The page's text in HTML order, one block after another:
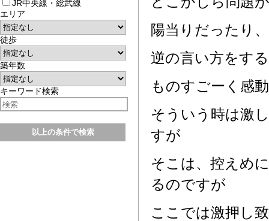
陽当りだったり
逆の言い方をす
ものすごーく感
そういう時は激
すが
そこは、控えめ
るのですが
ここでは激押し
JR中央線・総武線
エリア
徒歩
築年数
キーワード検索